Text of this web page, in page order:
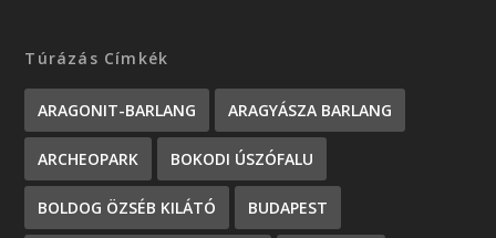
Túrázás Címkék
ARAGONIT-BARLANG ARAGYÁSZA BARLANG
ARCHEOPARK BOKODI ÚSZÓFALU
BOLDOG ÖZSÉB KILÁTÓ BUDAPEST